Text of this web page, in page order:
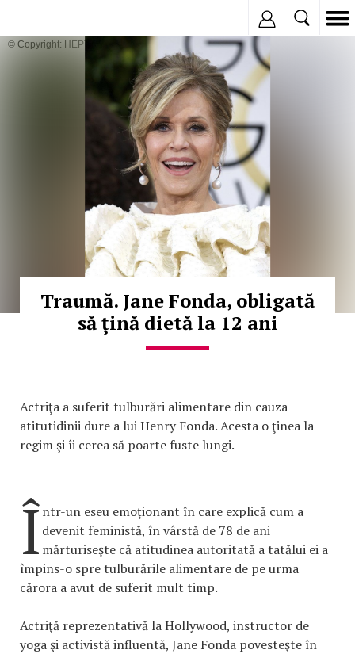
© Copyright: HEPTA
Traumă. Jane Fonda, obligată
să ţină dietă la 12 ani
Actriţa a suferit tulburări alimentare din cauza
atitutidinii dure a lui Henry Fonda. Acesta o ţinea la
regim şi îi cerea să poarte fuste lungi.
Într-un eseu emoţionant în care explică cum a
devenit feministă, în vârstă de 78 de ani
mărturiseşte că atitudinea autoritată a tatălui ei a
împins-o spre tulburările alimentare de pe urma
cărora a avut de suferit mult timp.
Actriţă reprezentativă la Hollywood, instructor de
yoga şi activistă influentă, Jane Fonda povesteşte în